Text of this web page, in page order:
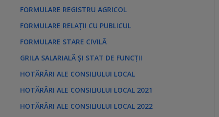
FORMULARE REGISTRU AGRICOL
FORMULARE RELAȚII CU PUBLICUL
FORMULARE STARE CIVILĂ
GRILA SALARIALĂ ȘI STAT DE FUNCȚII
HOTĂRÂRI ALE CONSILIULUI LOCAL
HOTĂRÂRI ALE CONSILIULUI LOCAL 2021
HOTĂRÂRI ALE CONSILIULUI LOCAL 2022